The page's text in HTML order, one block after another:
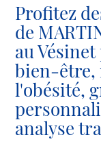
Profitez
de
au
bien-être,
l'obésité,
analyse